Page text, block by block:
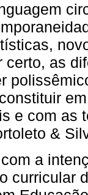
certo, as
e com as
&
a
curricular